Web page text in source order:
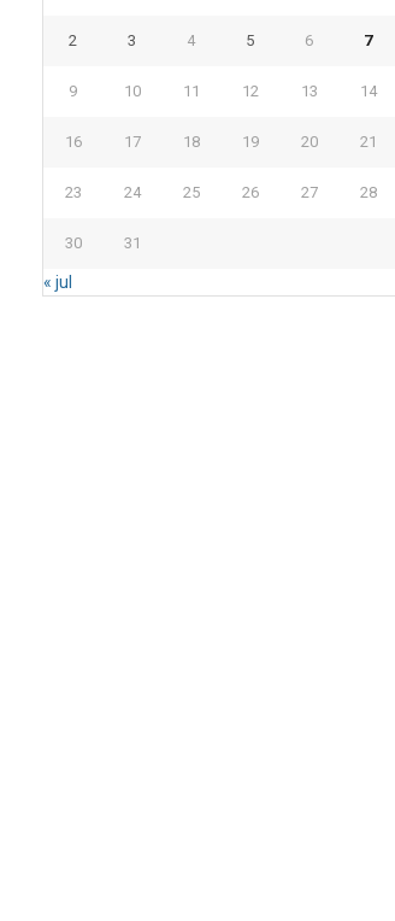
2 3 4 5 6 7
9 10 11 12 13 14
16 17 18 19 20 21
23 24 25 26 27 28
30 31
« jul